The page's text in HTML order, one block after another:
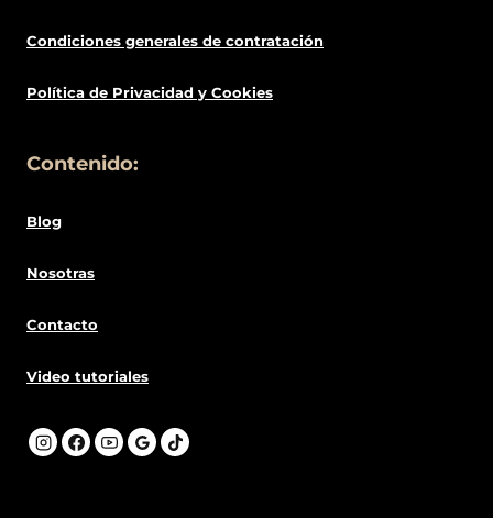
Condiciones generales de contratación
Política de Privacidad y Cookies
Contenido:
Blog
Nosotras
Contacto
Video tutoriales